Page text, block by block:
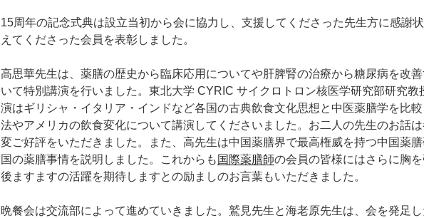
15周年の記念式典は設立当初から会に協力し、支援してくださった先生方に感謝
えてくださった会員を表彰しました。
高思華先生は、薬膳の歴史から臨床応用についてや肝脾腎の治療から糖尿病を改
いて特別講演を行いました。東北大学 CYRIC サイクロトロン核医学研究部研究教
演はギリシャ・イタリア・インドなど各国の古典飲食文化思想と中医薬膳学を比
法やアメリカの飲食変化について講演してくださいました。お二人の先生のお話
変ご好評をいただきました。また、高先生は中国薬膳界で最高権威を持つ中国薬
国の薬膳事情を説明しました。これからも 国際薬膳師の会員の皆様にはさらに胸
後ますますの活躍を期待しますとの励ましのお言葉もいただきました。
晩餐会は交流部によって進めていきました。鷲見先生と海老原先生は、会を発足